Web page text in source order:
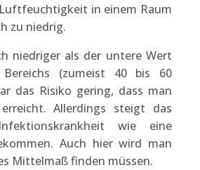
in einem Raum
zu niedrig.
niedriger als der untere Wert
(zumeist 40 bis 60
das Risiko gering, dass man
Allerdings steigt das
wie eine
Auch hier wird man
Mittelmaß finden müssen.